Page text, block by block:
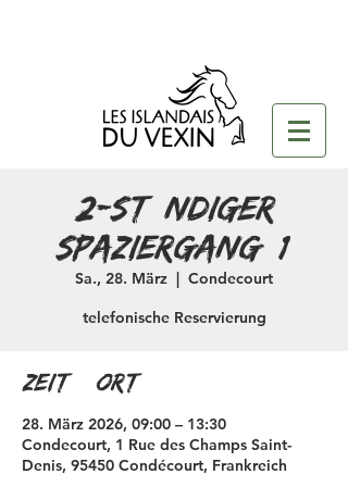
2-stündiger
Spaziergang (1)
Sa., 28. März
  |
Condecourt
telefonische Reservierung
Zeit & Ort
28. März 2026, 09:00 – 13:30
Condecourt, 1 Rue des Champs Saint-
Denis, 95450 Condécourt, Frankreich